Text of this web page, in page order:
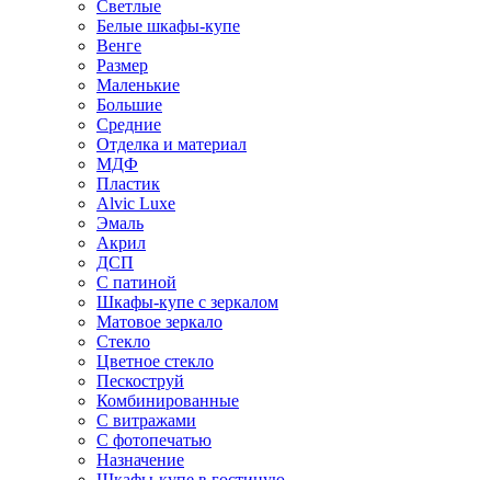
Светлые
Белые шкафы-купе
Венге
Размер
Маленькие
Большие
Средние
Отделка и материал
МДФ
Пластик
Alvic Luxe
Эмаль
Акрил
ДСП
С патиной
Шкафы-купе с зеркалом
Матовое зеркало
Стекло
Цветное стекло
Пескоструй
Комбинированные
С витражами
С фотопечатью
Назначение